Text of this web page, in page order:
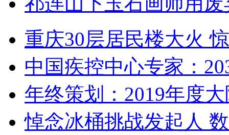
重庆30层居民楼大火
中国疾控中心专家：
年终策划：2019年度
悼念冰桶挑战发起人